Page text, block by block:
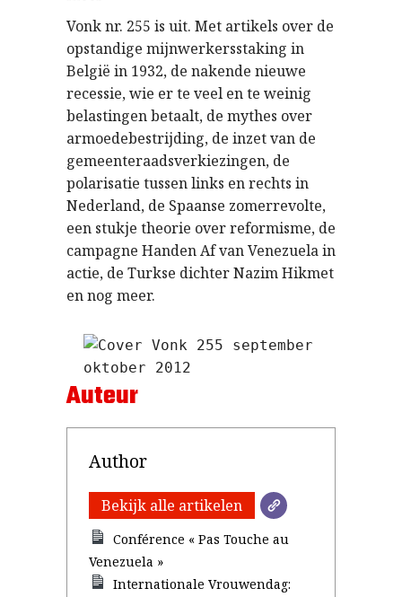
Vonk nr. 255 is uit. Met artikels over de
opstandige mijnwerkersstaking in
België in 1932, de nakende nieuwe
recessie, wie er te veel en te weinig
belastingen betaalt, de mythes over
armoedebestrijding, de inzet van de
gemeenteraadsverkiezingen, de
polarisatie tussen links en rechts in
Nederland, de Spaanse zomerrevolte,
een stukje theorie over reformisme, de
campagne Handen Af van Venezuela in
actie, de Turkse dichter Nazim Hikmet
en nog meer.
Auteur
Author
Bekijk alle artikelen
Conférence « Pas Touche au
Venezuela »
Internationale Vrouwendag: